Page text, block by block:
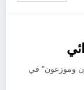
وموزعون" في